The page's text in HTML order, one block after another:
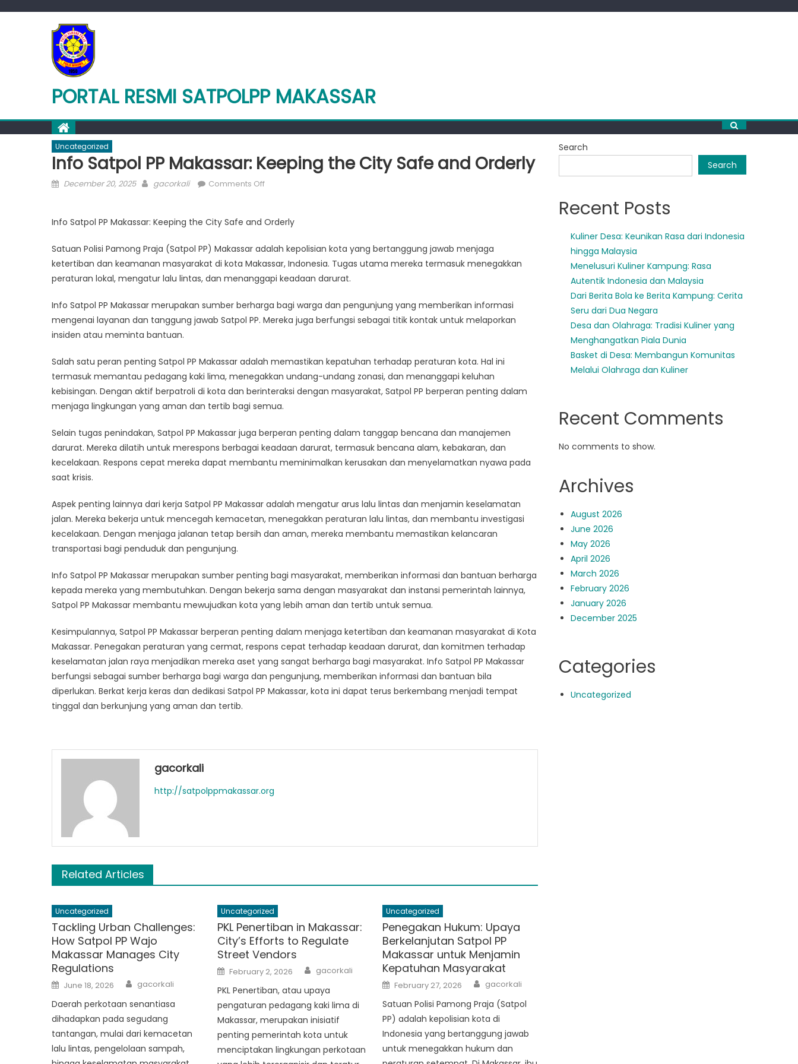
PORTAL RESMI SATPOLPP MAKASSAR
Uncategorized
Info Satpol PP Makassar: Keeping the City Safe and Orderly
Posted
December 20, 2025 Author
gacorkali Comments Offon
PP
Keeping
the
City
and
Orderly
Info Satpol PP Makassar: Keeping the City Safe and Orderly
Satuan Polisi Pamong Praja (Satpol PP) Makassar adalah kepolisian kota yang bertanggung jawab menjaga
ketertiban dan keamanan masyarakat di kota Makassar, Indonesia. Tugas utama mereka termasuk menegakkan
peraturan lokal, mengatur lalu lintas, dan menanggapi keadaan darurat.
Info Satpol PP Makassar merupakan sumber berharga bagi warga dan pengunjung yang memberikan informasi
mengenai layanan dan tanggung jawab Satpol PP. Mereka juga berfungsi sebagai titik kontak untuk melaporkan
insiden atau meminta bantuan.
Salah satu peran penting Satpol PP Makassar adalah memastikan kepatuhan terhadap peraturan kota. Hal ini
termasuk memantau pedagang kaki lima, menegakkan undang-undang zonasi, dan menanggapi keluhan
kebisingan. Dengan aktif berpatroli di kota dan berinteraksi dengan masyarakat, Satpol PP berperan penting dalam
menjaga lingkungan yang aman dan tertib bagi semua.
Selain tugas penindakan, Satpol PP Makassar juga berperan penting dalam tanggap bencana dan manajemen
darurat. Mereka dilatih untuk merespons berbagai keadaan darurat, termasuk bencana alam, kebakaran, dan
kecelakaan. Respons cepat mereka dapat membantu meminimalkan kerusakan dan menyelamatkan nyawa pada
saat krisis.
Aspek penting lainnya dari kerja Satpol PP Makassar adalah mengatur arus lalu lintas dan menjamin keselamatan
jalan. Mereka bekerja untuk mencegah kemacetan, menegakkan peraturan lalu lintas, dan membantu investigasi
kecelakaan. Dengan menjaga jalanan tetap bersih dan aman, mereka membantu memastikan kelancaran
transportasi bagi penduduk dan pengunjung.
Info Satpol PP Makassar merupakan sumber penting bagi masyarakat, memberikan informasi dan bantuan berharga
kepada mereka yang membutuhkan. Dengan bekerja sama dengan masyarakat dan instansi pemerintah lainnya,
Satpol PP Makassar membantu mewujudkan kota yang lebih aman dan tertib untuk semua.
Kesimpulannya, Satpol PP Makassar berperan penting dalam menjaga ketertiban dan keamanan masyarakat di Kota
Makassar. Penegakan peraturan yang cermat, respons cepat terhadap keadaan darurat, dan komitmen terhadap
keselamatan jalan raya menjadikan mereka aset yang sangat berharga bagi masyarakat. Info Satpol PP Makassar
berfungsi sebagai sumber berharga bagi warga dan pengunjung, memberikan informasi dan bantuan bila
diperlukan. Berkat kerja keras dan dedikasi Satpol PP Makassar, kota ini dapat terus berkembang menjadi tempat
tinggal dan berkunjung yang aman dan tertib.
gacorkali
http://satpolppmakassar.org
Related Articles
Uncategorized
Tackling Urban Challenges:
How Satpol PP Wajo
Makassar Manages City
Regulations
Posted
on
June 18, 2026 Author
gacorkali
Daerah perkotaan senantiasa
dihadapkan pada segudang
tantangan, mulai dari kemacetan
lalu lintas, pengelolaan sampah,
Uncategorized
PKL Penertiban in Makassar:
City’s Efforts to Regulate
Street Vendors
Posted
on
February 2, 2026 Author
gacorkali
PKL Penertiban, atau upaya
pengaturan pedagang kaki lima di
Makassar, merupakan inisiatif
penting pemerintah kota untuk
menciptakan lingkungan perkotaan
Uncategorized
Penegakan Hukum: Upaya
Berkelanjutan Satpol PP
Makassar untuk Menjamin
Kepatuhan Masyarakat
Posted
on
February 27, 2026 Author
gacorkali
Satuan Polisi Pamong Praja (Satpol
PP) adalah kepolisian kota di
Indonesia yang bertanggung jawab
untuk menegakkan hukum dan
Search
Search
Recent Posts
Kuliner Desa: Keunikan Rasa dari Indonesia
hingga Malaysia
Menelusuri Kuliner Kampung: Rasa
Autentik Indonesia dan Malaysia
Dari Berita Bola ke Berita Kampung: Cerita
Seru dari Dua Negara
Desa dan Olahraga: Tradisi Kuliner yang
Menghangatkan Piala Dunia
Basket di Desa: Membangun Komunitas
Melalui Olahraga dan Kuliner
Recent Comments
No comments to show.
Archives
August 2026
June 2026
May 2026
April 2026
March 2026
February 2026
January 2026
December 2025
Categories
Uncategorized